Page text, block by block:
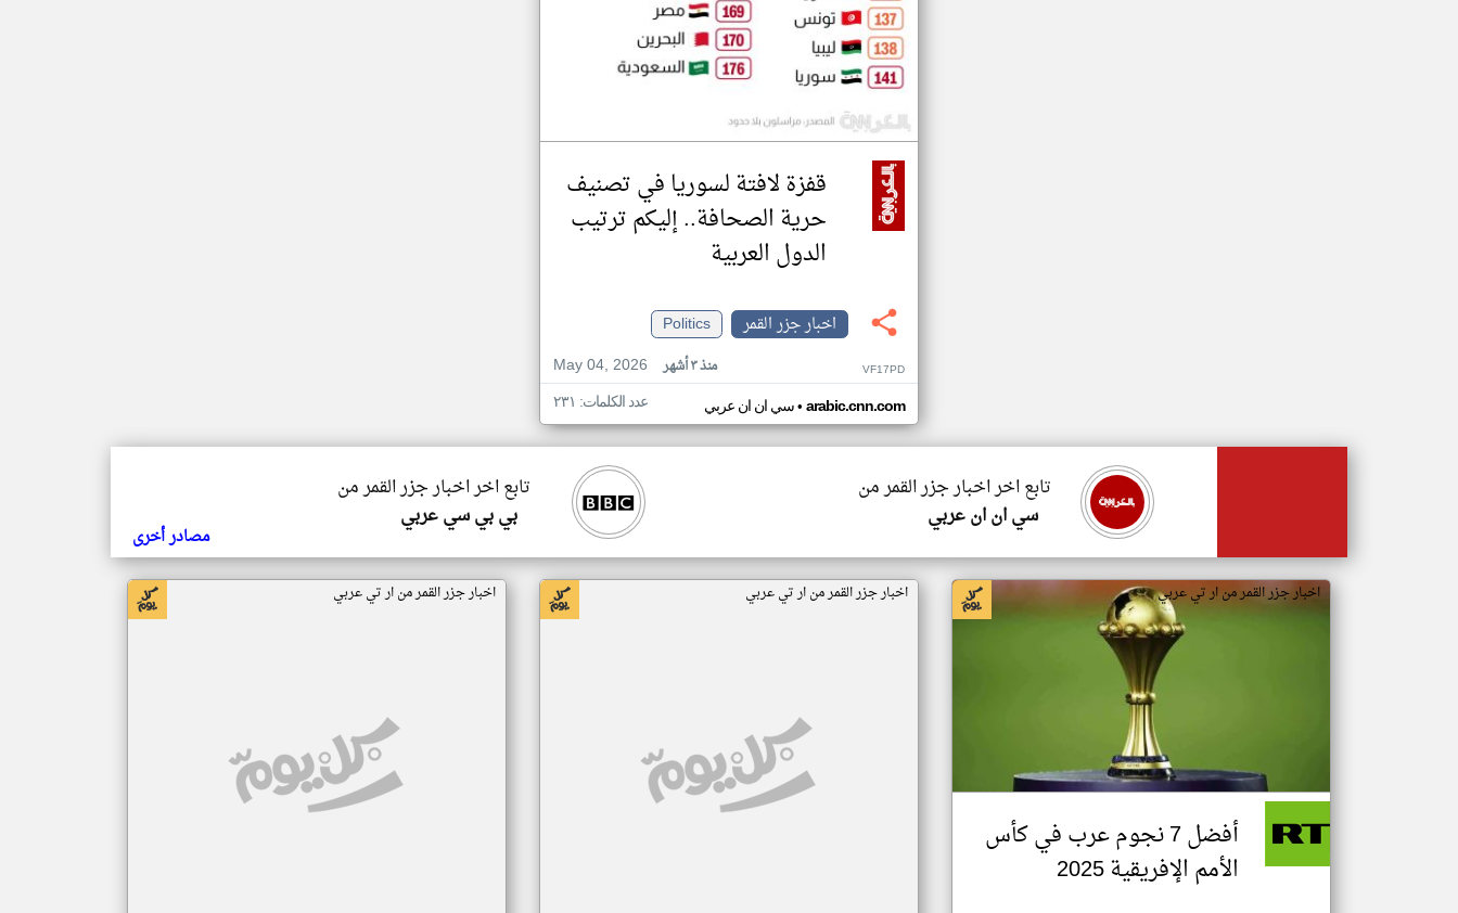
قفزة لافتة لسوريا في تصنيف
حرية الصحافة.. إليكم ترتيب
الدول العربية
اخبار جزر القمر
Politics
May 04, 2026
منذ ٣ أشهر VF17PD
سي ان ان عربي• arabic.cnn.com عدد الكلمات: ٢٣١
تابع اخر اخبار جزر القمر من
بي بي سي عربي
تابع اخر اخبار جزر القمر من
سي ان ان عربي
مصادر أخرى
اخبار جزر القمر من ار تي عربي
أفضل 7 نجوم عرب في كأس
الأمم الإفريقية 2025
اخبار جزر القمر من ار تي عربي اخبار جزر القمر من ار تي عربي